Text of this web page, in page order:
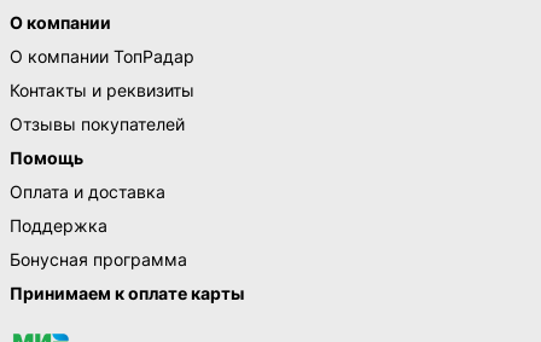
О компании
О компании ТопРадар
Контакты и реквизиты
Отзывы покупателей
Помощь
Оплата и доставка
Поддержка
Бонусная программа
Принимаем к оплате карты